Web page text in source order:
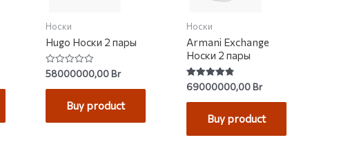
Носки
Hugo Носки 2 пары
Rated
0
out
58000000,00Br
Buy product
Носки
Armani Exchange
Носки 2 пары
Rated
4.83
out of 5
69000000,00Br
Buy product